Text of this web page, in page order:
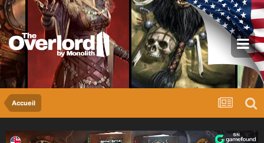
Accueil